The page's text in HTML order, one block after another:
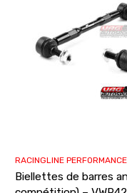
RACINGLINE PERFORMANCE
Biellettes de barres